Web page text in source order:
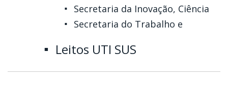
Secretaria da Inovação, Ciência
Secretaria do Trabalho e
Leitos UTI SUS